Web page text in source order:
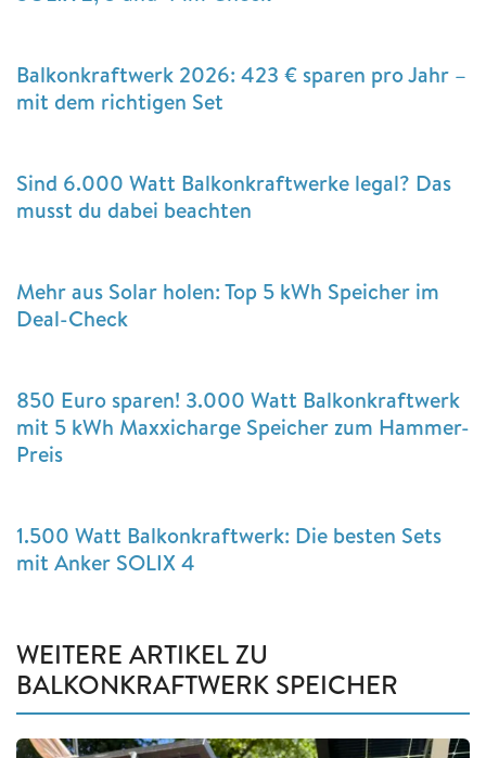
Balkonkraftwerk 2026: 423 € sparen pro Jahr –
mit dem richtigen Set
Sind 6.000 Watt Balkonkraftwerke legal? Das
musst du dabei beachten
Mehr aus Solar holen: Top 5 kWh Speicher im
Deal-Check
850 Euro sparen! 3.000 Watt Balkonkraftwerk
mit 5 kWh Maxxicharge Speicher zum Hammer-
Preis
1.500 Watt Balkonkraftwerk: Die besten Sets
mit Anker SOLIX 4
WEITERE ARTIKEL ZU
BALKONKRAFTWERK SPEICHER